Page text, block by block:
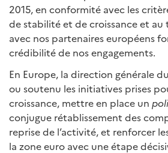
2015, en conformité avec les
de stabilité et de croissance et au
avec nos partenaires européens
crédibilité de nos engagements.
En Europe, la direction générale
ou soutenu les initiatives prises
croissance, mettre en place un
conjugue rétablissement des
reprise de l’activité, et renforcer
la zone euro avec une étape